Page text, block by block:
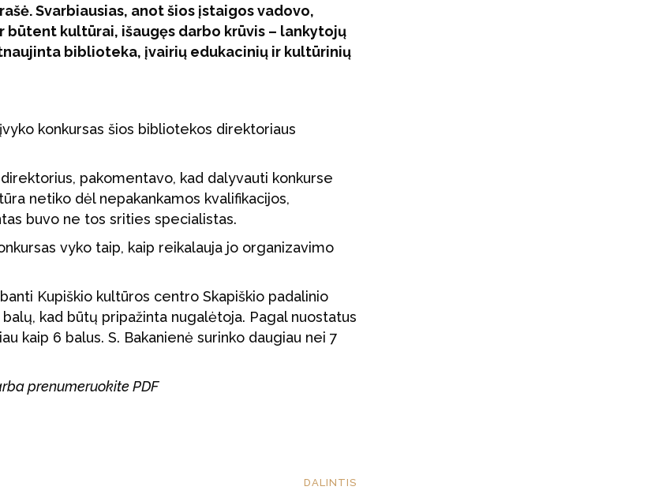
Svarbiausias, anot šios įstaigos vadovo,
kultūrai, išaugęs darbo krūvis – lankytojų
biblioteka, įvairių edukacinių ir kultūrinių
įvyko konkursas šios bibliotekos direktoriaus
direktorius, pakomentavo, kad dalyvauti konkurse
netiko dėl nepakankamos kvalifikacijos,
buvo ne tos srities specialistas.
vyko taip, kaip reikalauja jo organizavimo
Kupiškio kultūros centro Skapiškio padalinio
kad būtų pripažinta nugalėtoja. Pagal nuostatus
kaip 6 balus. S. Bakanienė surinko daugiau nei 7
prenumeruokite PDF
DALINTIS